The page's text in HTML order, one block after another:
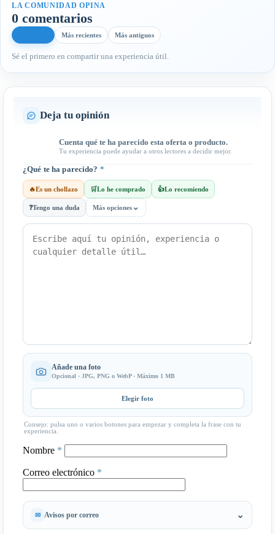
LA COMUNIDAD OPINA
0 comentarios
Más recientes Más antiguos
Sé el primero en compartir una experiencia útil.
Deja tu opinión
Cuenta qué te ha parecido esta oferta o producto.
Tu experiencia puede ayudar a otros lectores a decidir mejor.
¿Qué te ha parecido? *
🔥Es un chollazo 🛒Lo he comprado 👍Lo recomiendo
❓Tengo una duda Más opciones ⌄
Añade una foto
Opcional · JPG, PNG o WebP · Máximo 1 MB
Elegir foto
Consejo: pulsa uno o varios botones para empezar y completa la frase con tu
experiencia.
Nombre *
Correo electrónico *
Avisos por correo